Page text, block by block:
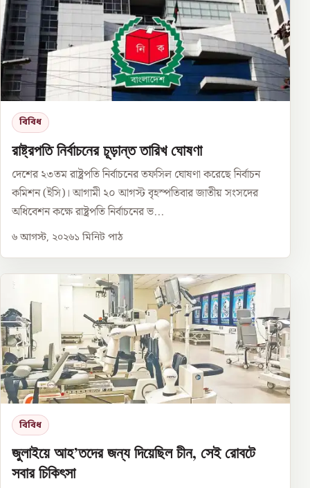
বিবিধ
রাষ্ট্রপতি নির্বাচনের চূড়ান্ত তারিখ ঘোষণা
দেশের ২৩তম রাষ্ট্রপতি নির্বাচনের তফসিল ঘোষণা করেছে নির্বাচন
কমিশন (ইসি)। আগামী ২০ আগস্ট বৃহস্পতিবার জাতীয় সংসদের
অধিবেশন কক্ষে রাষ্ট্রপতি নির্বাচনের ভ...
৬ আগস্ট, ২০২৬১ মিনিট পাঠ
বিবিধ
জুলাইয়ে আহ’তদের জন্য দিয়েছিল চীন, সেই রোবটে
সবার চিকিৎসা